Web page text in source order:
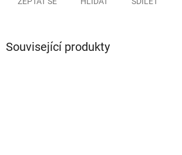
Související produkty